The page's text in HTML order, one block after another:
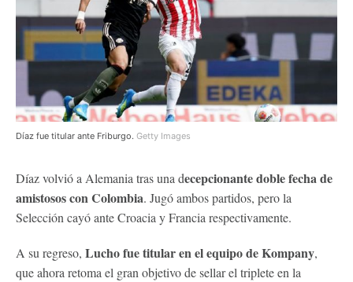
Díaz fue titular ante Friburgo. Getty Images
Díaz volvió a Alemania tras una decepcionante doble fecha de
amistosos con Colombia. Jugó ambos partidos, pero la
Selección cayó ante Croacia y Francia respectivamente.
A su regreso, Lucho fue titular en el equipo de Kompany,
que ahora retoma el gran objetivo de sellar el triplete en la